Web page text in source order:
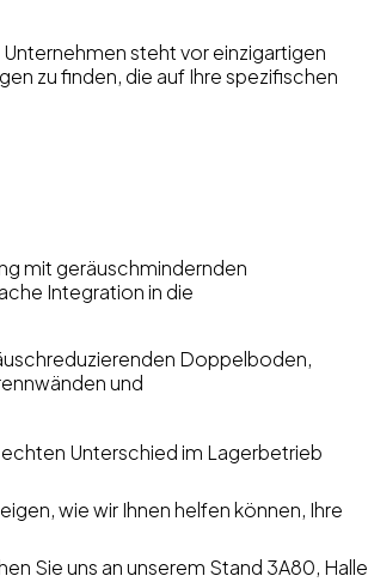
Unternehmen steht vor einzigartigen
zu finden, die auf Ihre spezifischen
mit geräuschmindernden
Integration in die
Doppelboden,
und
Unterschied im Lagerbetrieb
wie wir Ihnen helfen können, Ihre
Sie uns an unserem Stand 3A80, Halle